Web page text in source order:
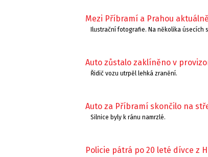
Mezi Příbramí a Prahou
Ilustrační fotografie. Na několika úsecích
Auto zůstalo zaklíněno v
Řidič vozu utrpěl lehká zranění.
Auto za Příbramí skončilo na
Silnice byly k ránu namrzlé.
Policie pátrá po 20 leté dívce z